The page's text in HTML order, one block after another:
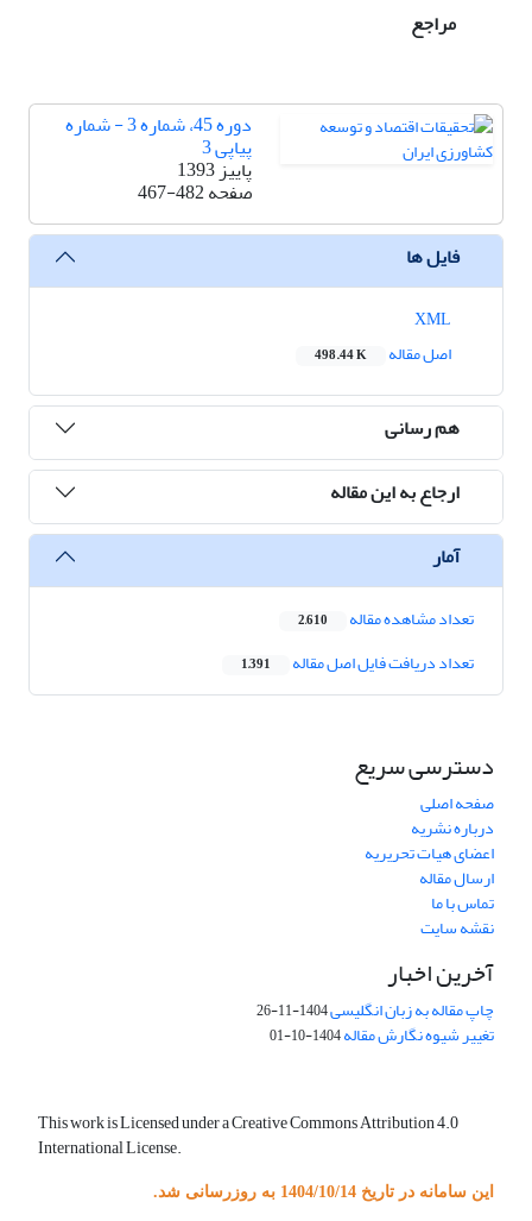
مراجع
دوره 45، شماره 3 - شماره
پیاپی 3
پاییز 1393
صفحه467-482
فایل ها
اصل مقاله
498.44 K
هم رسانی
ارجاع به این مقاله
آمار
تعداد مشاهده مقاله 2,610
تعداد دریافت فایل اصل مقاله 1,391
دسترسی سریع
صفحه اصلی
درباره نشریه
اعضای هیات تحریریه
ارسال مقاله
تماس با ما
نقشه سایت
آخرین اخبار
چاپ مقاله به زبان انگلیسی1404-11-26
تغییر شیوه نگارش مقاله1404-10-01
This work is Licensed under a Creative Commons Attribution 4.0
International License.
این سامانه در تاریخ 1404/10/14 به روزرسانی شد.